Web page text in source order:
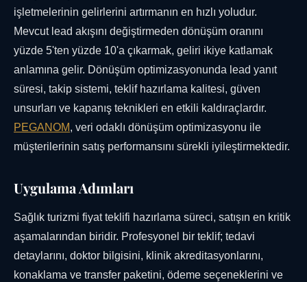
işletmelerinin gelirlerini artırmanın en hızlı yoludur.
Mevcut lead akışını değiştirmeden dönüşüm oranını
yüzde 5'ten yüzde 10'a çıkarmak, geliri ikiye katlamak
anlamına gelir. Dönüşüm optimizasyonunda lead yanıt
süresi, takip sistemi, teklif hazırlama kalitesi, güven
unsurları ve kapanış teknikleri en etkili kaldıraçlardır.
PEGANOM, veri odaklı dönüşüm optimizasyonu ile
müşterilerinin satış performansını sürekli iyileştirmektedir.
Uygulama Adımları
Sağlık turizmi fiyat teklifi hazırlama süreci, satışın en kritik
aşamalarından biridir. Profesyonel bir teklif; tedavi
detaylarını, doktor bilgisini, klinik akreditasyonlarını,
konaklama ve transfer paketini, ödeme seçeneklerini ve